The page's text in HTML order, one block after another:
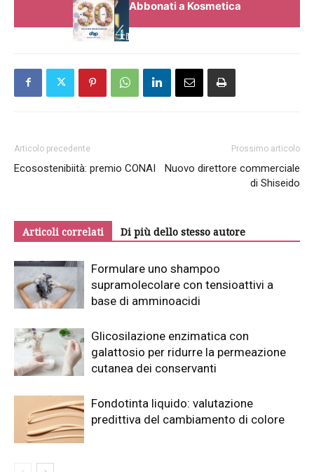
Abbonati a Kosmetica
Articolo precedente
Ecosostenibiità: premio CONAI
Prossimo articolo
Nuovo direttore commerciale
di Shiseido
Articoli correlati Di più dello stesso autore
Formulare uno shampoo
supramolecolare con tensioattivi a
base di amminoacidi
Glicosilazione enzimatica con
galattosio per ridurre la permeazione
cutanea dei conservanti
Fondotinta liquido: valutazione
predittiva del cambiamento di colore